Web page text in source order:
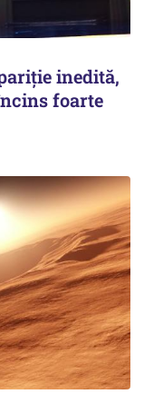
inedită,
foarte